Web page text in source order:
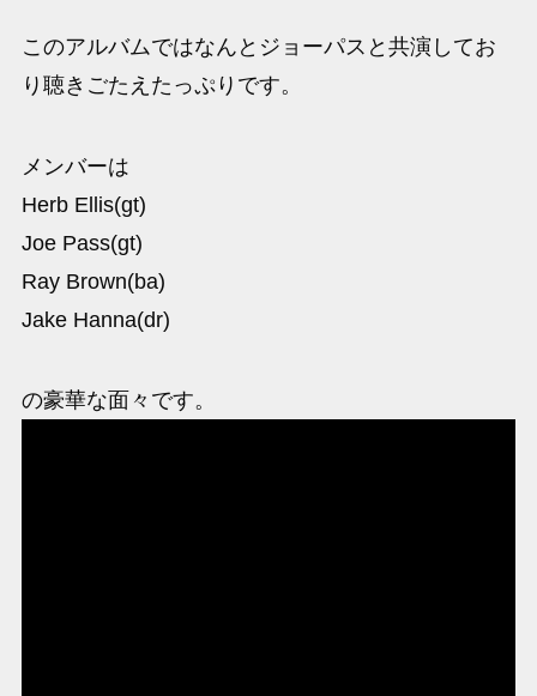
このアルバムではなんとジョーパスと共演してお
り聴きごたえたっぷりです。
メンバーは
Herb Ellis(gt)
Joe Pass(gt)
Ray Brown(ba)
Jake Hanna(dr)
の豪華な面々です。